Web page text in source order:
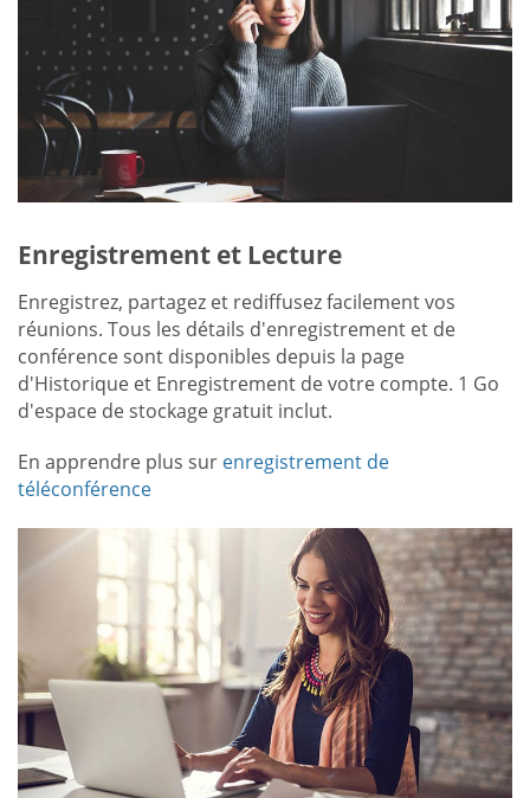
Enregistrement et Lecture
Enregistrez, partagez et rediffusez facilement vos
réunions. Tous les détails d'enregistrement et de
conférence sont disponibles depuis la page
d'Historique et Enregistrement de votre compte. 1 Go
d'espace de stockage gratuit inclut.
En apprendre plus sur enregistrement de
téléconférence